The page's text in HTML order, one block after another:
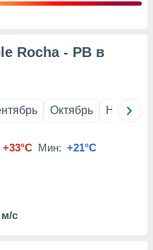
Rocha - PB в
Октябрь Ноябрь
+33°C Мин: +21°C
м/с